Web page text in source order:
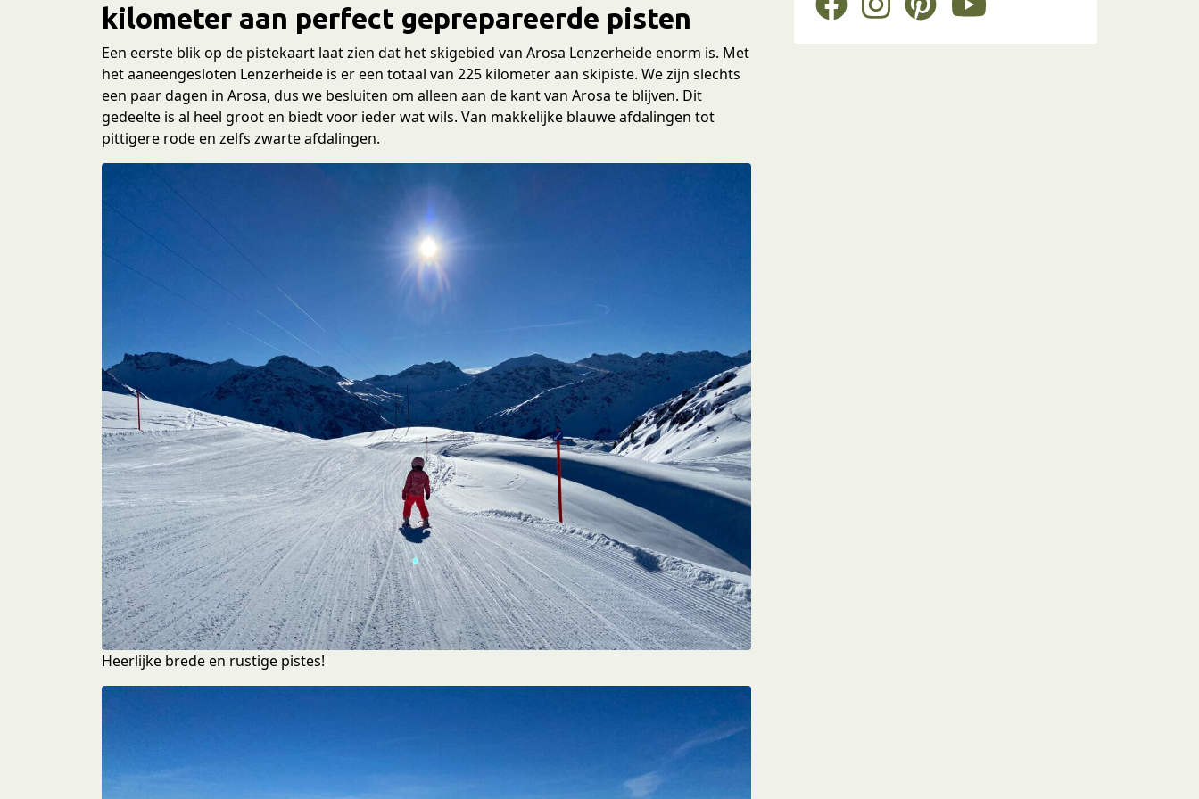
c
kilometer aan perfect geprepareerde pisten
Een eerste blik op de pistekaart laat zien dat het skigebied van Arosa Lenzerheide enorm is. Met
het aaneengesloten Lenzerheide is er een totaal van 225 kilometer aan skipiste. We zijn slechts
een paar dagen in Arosa, dus we besluiten om alleen aan de kant van Arosa te blijven. Dit
gedeelte is al heel groot en biedt voor ieder wat wils. Van makkelijke blauwe afdalingen tot
pittigere rode en zelfs zwarte afdalingen.
Heerlijke brede en rustige pistes!